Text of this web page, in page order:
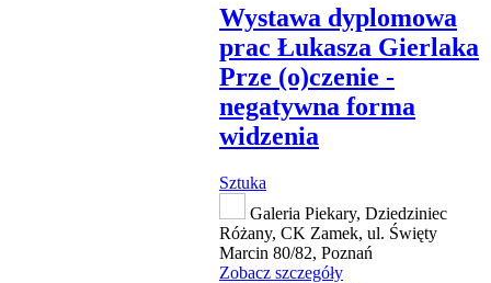
Wystawa dyplomowa
prac Łukasza Gierlaka
Prze (o)czenie -
negatywna forma
widzenia
Sztuka
Galeria Piekary, Dziedziniec
Różany, CK Zamek, ul. Święty
Marcin 80/82, Poznań
Zobacz szczegóły